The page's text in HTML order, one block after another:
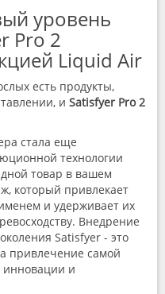
уровень
Pro 2
Liquid Air
есть продукты,
и Satisfyer Pro 2
стала еще
технологии
товар в вашем
который привлекает
и удерживает их
Внедрение
Satisfyer - это
привлечение самой
инновации и